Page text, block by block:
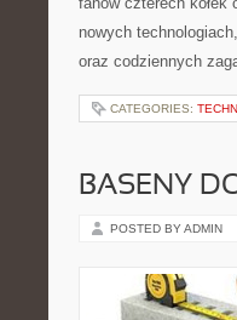
nowych
oraz codziennych
CATEGORIES:
BASENY
POSTED BY ADMIN